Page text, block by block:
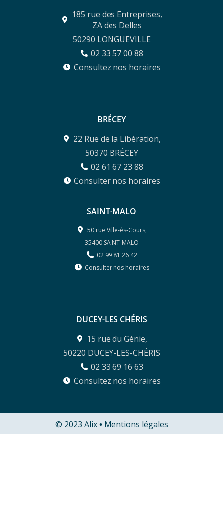
185 rue des Entreprises,
ZA des Delles
50290 LONGUEVILLE
02 33 57 00 88
Consultez nos horaires
BRÉCEY
22 Rue de la Libération,
50370 BRÉCEY
02 61 67 23 88
Consulter nos horaires
SAINT-MALO
50 rue Ville-ès-Cours,
35400 SAINT-MALO
02 99 81 26 42
Consulter nos horaires
DUCEY-LES CHÉRIS
15 rue du Génie,
50220 DUCEY-LES-CHÉRIS
02 33 69 16 63
Consultez nos horaires
© 2023 Alix• Mentions légales